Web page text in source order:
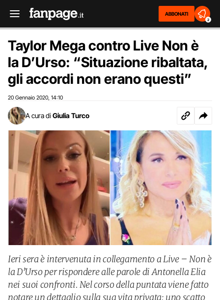
ABBONATI
2
Taylor Mega contro Live Non è
la D’Urso: “Situazione ribaltata,
gli accordi non erano questi”
20 Gennaio 2020 14:10
A cura di Giulia Turco
Ieri sera è intervenuta in collegamento a Live – Non è
la D’Urso per rispondere alle parole di Antonella Elia
nei suoi confronti. Nel corso della puntata viene fatto
notare un dettaglio sulla sua vita privata: uno scatto